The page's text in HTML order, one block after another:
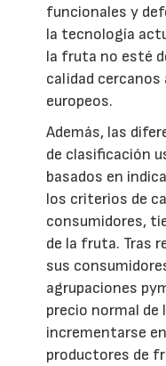
funcionales y
la tecnología
la fruta no esté
calidad
europeos.
Además, las
de clasificación
basados en
los criterios de
consumidores,
de la fruta. Tras
sus
agrupaciones
precio normal
incrementarse
productores de